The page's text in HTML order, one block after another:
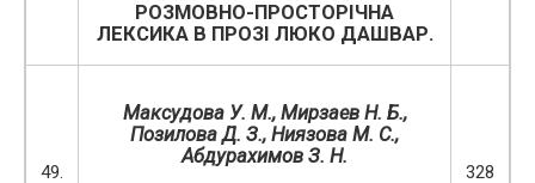
РОЗМОВНО-ПРОСТОРІЧНА
ЛЕКСИКА В ПРОЗІ ЛЮКО ДАШВАР.
49.
Максудова У. М., Мирзаев Н. Б.,
ПозиловаД. З., Ниязова М. С.,
Абдурахимов З. Н.
328